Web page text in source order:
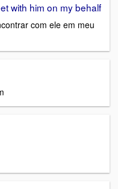
with him on my behalf
com ele em meu